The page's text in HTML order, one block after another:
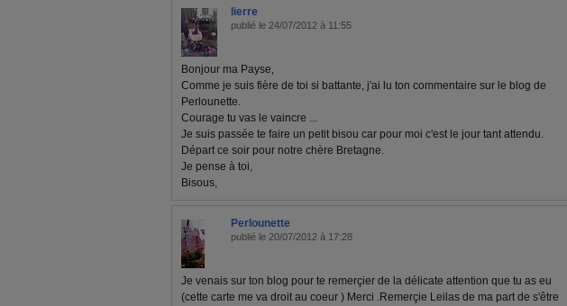
lierre
publié le 24/07/2012 à 11:55
Bonjour ma Payse,
Comme je suis fière de toi si battante, j'ai lu ton commentaire sur le blog de
Perlounette.
Courage tu vas le vaincre ...
Je suis passée te faire un petit bisou car pour moi c'est le jour tant attendu.
Départ ce soir pour notre chère Bretagne.
Je pense à toi,
Bisous,
Perlounette
publié le 20/07/2012 à 17:28
Je venais sur ton blog pour te remerçier de la délicate attention que tu as eu
(cette carte me va droit au coeur ) Merci .Remerçie Leilas de ma part de s'être